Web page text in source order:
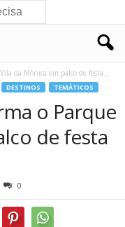
da Mônica em palco de festa...
DESTINOS TEMÁTICOS
o Parque
de festa
0